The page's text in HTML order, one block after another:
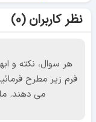
نظر کاربران (۰)
هر سوال، نکته و
فرم زیر مطرح
می دهند.